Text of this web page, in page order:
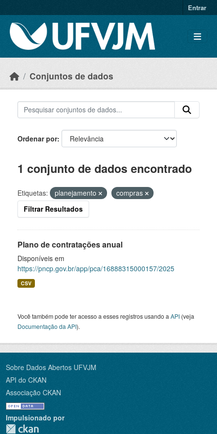
Entrar
Conjuntos de dados
Ordenar por
1 conjunto de dados encontrado
Etiquetas: planejamento
compras
Filtrar Resultados
Plano de contratações anual
Disponíveis em
https://pncp.gov.br/app/pca/16888315000157/2025
CSV
Você também pode ter acesso a esses registros usando a API (veja
Documentação da API).
Sobre Dados Abertos UFVJM
API do CKAN
Associação CKAN
Impulsionado por